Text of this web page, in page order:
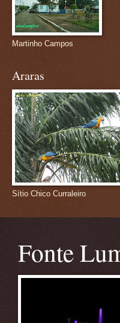
Martinho Campos
Araras
Sítio Chico Curraleiro
Fonte